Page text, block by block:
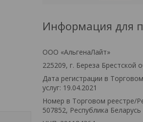
Информация для
ООО «АльгенаЛайт»
225209, г. Береза Брестской
Дата регистрации в
услуг: 19.04.2021
Номер в Торговом реестре/
507852, Республика Беларусь